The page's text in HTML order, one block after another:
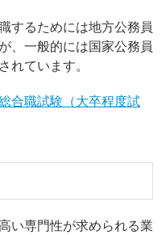
するためには地方公務員
、一般的には国家公務員
れています。
合職試験（大卒程度試
い専門性が求められる業